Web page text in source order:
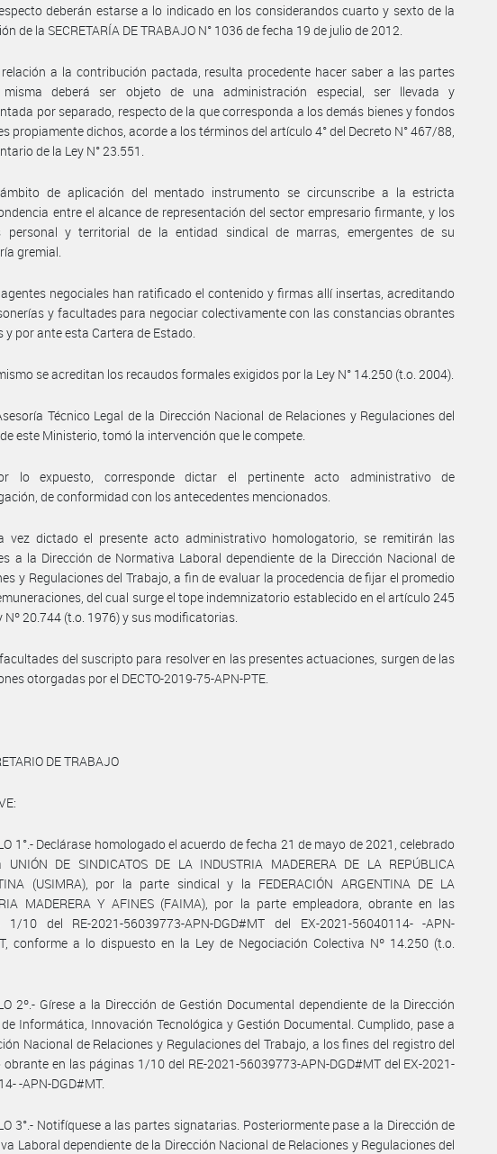
deberán estarse a lo indicado en los considerandos cuarto y sexto de la
de la SECRETARÍA DE TRABAJO N° 1036 de fecha 19 de julio de 2012.
relación a la contribución pactada, resulta procedente hacer saber a las partes
deberá ser objeto de una administración especial, ser llevada y
por separado, respecto de la que corresponda a los demás bienes y fondos
propiamente dichos, acorde a los términos del artículo 4° del Decreto N° 467/88,
de la Ley N° 23.551.
de aplicación del mentado instrumento se circunscribe a la estricta
entre el alcance de representación del sector empresario firmante, y los
personal y territorial de la entidad sindical de marras, emergentes de su
gremial.
negociales han ratificado el contenido y firmas allí insertas, acreditando
y facultades para negociar colectivamente con las constancias obrantes
y por ante esta Cartera de Estado.
se acreditan los recaudos formales exigidos por la Ley N° 14.250 (t.o. 2004).
Técnico Legal de la Dirección Nacional de Relaciones y Regulaciones del
este Ministerio, tomó la intervención que le compete.
lo expuesto, corresponde dictar el pertinente acto administrativo de
de conformidad con los antecedentes mencionados.
vez dictado el presente acto administrativo homologatorio, se remitirán las
a la Dirección de Normativa Laboral dependiente de la Dirección Nacional de
y Regulaciones del Trabajo, a fin de evaluar la procedencia de fijar el promedio
del cual surge el tope indemnizatorio establecido en el artículo 245
Nº 20.744 (t.o. 1976) y sus modificatorias.
del suscripto para resolver en las presentes actuaciones, surgen de las
otorgadas por el DECTO-2019-75-APN-PTE.
DE TRABAJO
1°.- Declárase homologado el acuerdo de fecha 21 de mayo de 2021, celebrado
DE SINDICATOS DE LA INDUSTRIA MADERERA DE LA REPÚBLICA
(USIMRA), por la parte sindical y la FEDERACIÓN ARGENTINA DE LA
MADERERA Y AFINES (FAIMA), por la parte empleadora, obrante en las
1/10 del RE-2021-56039773-APN-DGD#MT del EX-2021-56040114- -APN-
conforme a lo dispuesto en la Ley de Negociación Colectiva Nº 14.250 (t.o.
2º.- Gírese a la Dirección de Gestión Documental dependiente de la Dirección
de Informática, Innovación Tecnológica y Gestión Documental. Cumplido, pase a
Nacional de Relaciones y Regulaciones del Trabajo, a los fines del registro del
obrante en las páginas 1/10 del RE-2021-56039773-APN-DGD#MT del EX-2021-
-APN-DGD#MT.
3°.- Notifíquese a las partes signatarias. Posteriormente pase a la Dirección de
Laboral dependiente de la Dirección Nacional de Relaciones y Regulaciones del